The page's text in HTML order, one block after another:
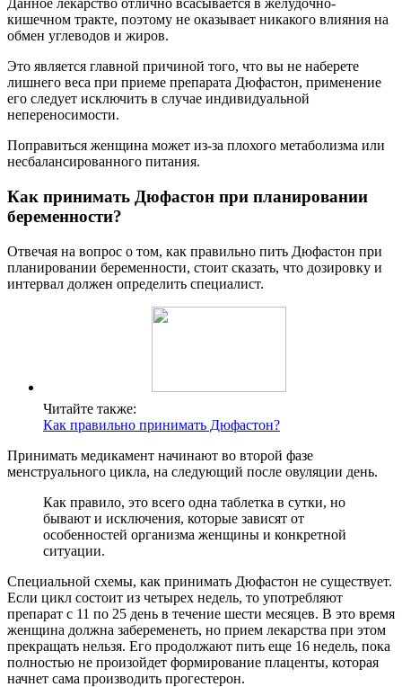
Данное лекарство отлично всасывается в желудочно-
кишечном тракте, поэтому не оказывает никакого влияния на
обмен углеводов и жиров.
Это является главной причиной того, что вы не наберете
лишнего веса при приеме препарата Дюфастон, применение
его следует исключить в случае индивидуальной
непереносимости.
Поправиться женщина может из-за плохого метаболизма или
несбалансированного питания.
Как принимать Дюфастон при планировании
беременности?
Отвечая на вопрос о том, как правильно пить Дюфастон при
планировании беременности, стоит сказать, что дозировку и
интервал должен определить специалист.
Читайте также:
Как правильно принимать Дюфастон?
Принимать медикамент начинают во второй фазе
менструального цикла, на следующий после овуляции день.
Как правило, это всего одна таблетка в сутки, но
бывают и исключения, которые зависят от
особенностей организма женщины и конкретной
ситуации.
Специальной схемы, как принимать Дюфастон не существует.
Если цикл состоит из четырех недель, то употребляют
препарат с 11 по 25 день в течение шести месяцев. В это время
женщина должна забеременеть, но прием лекарства при этом
прекращать нельзя. Его продолжают пить еще 16 недель, пока
полностью не произойдет формирование плаценты, которая
начнет сама производить прогестерон.